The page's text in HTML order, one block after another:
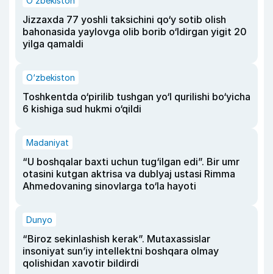
Jizzaxda 77 yoshli taksichini qo‘y sotib olish
bahonasida yaylovga olib borib o‘ldirgan yigit 20
yilga qamaldi
O‘zbekiston
Toshkentda o‘pirilib tushgan yo‘l qurilishi bo‘yicha
6 kishiga sud hukmi o‘qildi
Madaniyat
“U boshqalar baxti uchun tug‘ilgan edi”. Bir umr
otasini kutgan aktrisa va dublyaj ustasi Rimma
Ahmedovaning sinovlarga to‘la hayoti
Dunyo
“Biroz sekinlashish kerak”. Mutaxassislar
insoniyat sun’iy intellektni boshqara olmay
qolishidan xavotir bildirdi